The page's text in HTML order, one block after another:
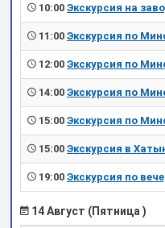
10:00 Экскурсия на
11:00 Экскурсия по
12:00 Экскурсия по
14:00 Экскурсия по
15:00 Экскурсия по
15:00 Экскурсия в
19:00 Экскурсия по
14 Август (Пятница )